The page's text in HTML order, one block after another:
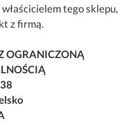
tego sklepu,
z firmą.
OGRANICZONĄ